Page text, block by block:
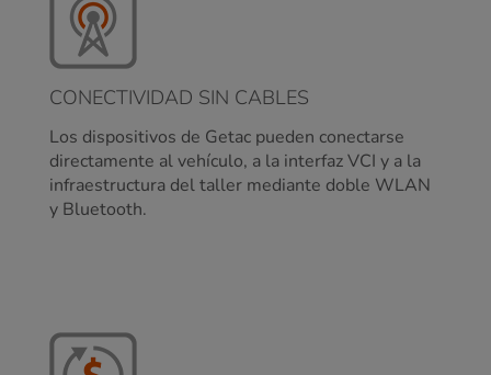
CONECTIVIDAD SIN CABLES
Los dispositivos de Getac pueden conectarse
directamente al vehículo, a la interfaz VCI y a la
infraestructura del taller mediante doble WLAN
y Bluetooth.